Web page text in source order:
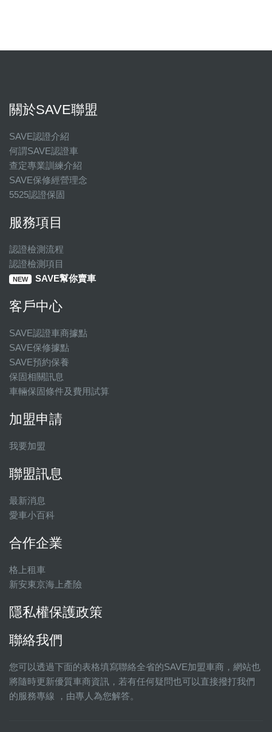
關於SAVE聯盟
SAVE認證介紹
何謂SAVE認證車
查定專業訓練介紹
SAVE保修經營理念
5525認證保固
服務項目
認證檢測流程
認證檢測項目
NEW SAVE幫你賣車
客戶中心
SAVE認證車商據點
SAVE保修據點
SAVE預約保養
保固相關訊息
車輛保固條件及費用試算
加盟申請
我要加盟
聯盟訊息
最新消息
愛車小百科
合作企業
格上租車
新安東京海上產險
隱私權保護政策
聯絡我們
您可以透過下面的表格填寫聯絡全省的SAVE加盟車商，網站也
將隨時更新優質車商資訊，若有任何疑問也可以直接撥打我們
的服務專線 ，由專人為您解答。